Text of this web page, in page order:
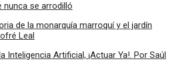
nunca se arrodilló
de la monarquía marroquí y el jardín
Leal
Inteligencia Artificial, ¡Actuar Ya!. Por Saúl